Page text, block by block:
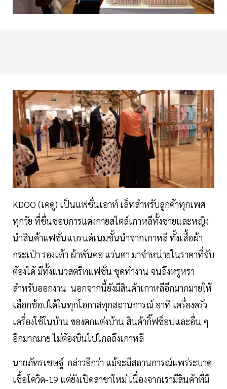
KDOO (เคดู) เป็นแฟชั่นเอาท์ เล็ทสำหรับลูกค้าทุกเพศ
ทุกวัย ที่ชื่นชอบการแต่งกายสไตล์เกาหลีทั้งชายและหญิง
นำสินค้าแฟชั่นแบรนด์เนมชั้นนำจากเกาหลี ทั้งเสื้อผ้า
กระเป๋า รองเท้า ผ้าพันคอ แว่นตา มาจำหน่ายในราคาที่จับ
ต้องได้ มีทั้งแนวสตรีทแฟชั่น ชุดทำงาน จนถึงหรูหรา
สำหรับออกงาน นอกจากนี้ยังมีสินค้าเกาหลีอีกมากมายให้
เลือกช้อปได้ในทุกโอกาสทุกสถานการณ์ อาทิ เครื่องครัว
เครื่องใช้ในบ้าน ของตกแต่งบ้าน สินค้ากิ๊ฟช็อปและอื่น ๆ
อีกมากมาย ไม่ต้องบินไปไกลถึงเกาหลี
นายภัทรเชษฐ์ กล่าวอีกว่า แม้จะมีสถานการณ์แพร่ระบาด
เชื้อโควิด-19 แต่ยังเปิดสาขาใหม่ เนื่องจากเรามีสินค้าที่มี